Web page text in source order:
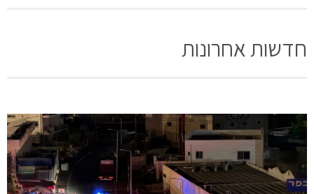
חדשות אחרונות